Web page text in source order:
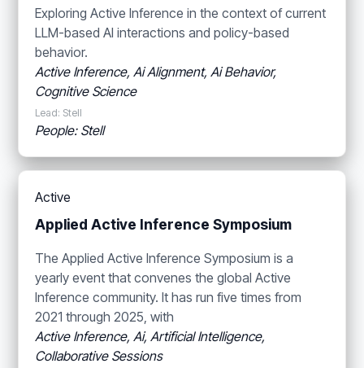
Exploring Active Inference in the context of current
LLM-based AI interactions and policy-based
behavior.
Active Inference, Ai Alignment, Ai Behavior,
Cognitive Science
Lead: Stell
People: Stell
Active
Applied Active Inference Symposium
The Applied Active Inference Symposium is a
yearly event that convenes the global Active
Inference community. It has run five times from
2021 through 2025, with
Active Inference, Ai, Artificial Intelligence,
Collaborative Sessions